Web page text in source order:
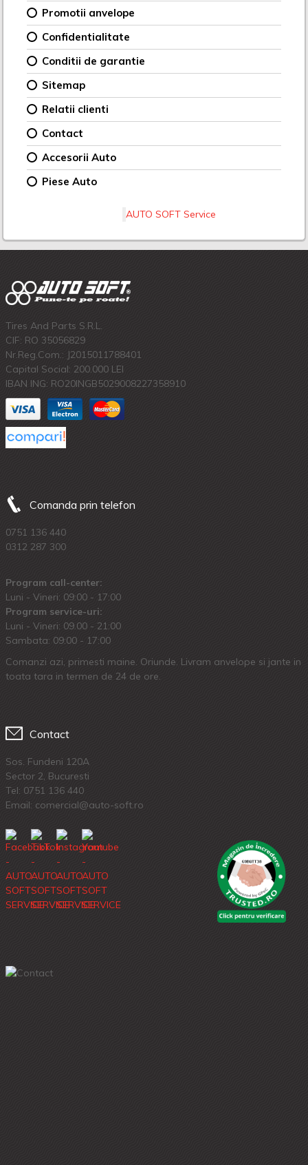
Promotii anvelope
Confidentialitate
Conditii de garantie
Sitemap
Relatii clienti
Contact
Accesorii Auto
Piese Auto
AUTO SOFT Service
Tires And Parts S.R.L.
CIF: RO 35056829
Nr.Reg.Com.: J2015011788401
Capital Social: 200.000 LEI
IBAN ING: RO20INGB5029008227358910
Comanda prin telefon
0751 136 440
0312 287 300
Program call-center:
Luni - Vineri: 09:00 - 17:00
Program service-uri:
Luni - Vineri: 09.00 - 21:00
Sambata: 09:00 - 17:00
Comanzi azi, primesti maine. Oriunde. Livram anvelope si jante in
toata tara in termen de 24 de ore.
Contact
Sos. Fundeni 120A
Sector 2, Bucuresti
Tel: 0751 136 440
Email: comercial@auto-soft.ro